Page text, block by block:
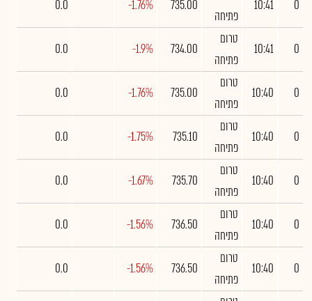
0
10:41
פתיחה
735.00
-1.76%
0.0
0
10:41
טרום
פתיחה
734.00
-1.9%
0.0
0
10:40
טרום
פתיחה
735.00
-1.76%
0.0
0
10:40
טרום
פתיחה
735.10
-1.75%
0.0
0
10:40
טרום
פתיחה
735.70
-1.67%
0.0
0
10:40
טרום
פתיחה
736.50
-1.56%
0.0
0
10:40
טרום
פתיחה
736.50
-1.56%
0.0